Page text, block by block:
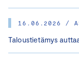
16.06.2026 /
Taloustietämys